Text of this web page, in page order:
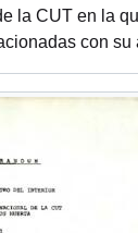
la CUT en la
con su